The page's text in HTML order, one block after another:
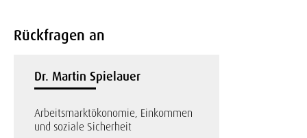
Rückfragen an
Dr. Martin Spielauer
Arbeitsmarktökonomie, Einkommen
und soziale Sicherheit